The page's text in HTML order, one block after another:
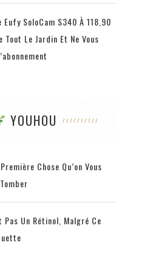
Eufy SoloCam S340 À 118,90
Le Jardin Et Ne Vous
YOUHOU
Chose Qu’on Vous
Pas Un Rétinol, Malgré Ce